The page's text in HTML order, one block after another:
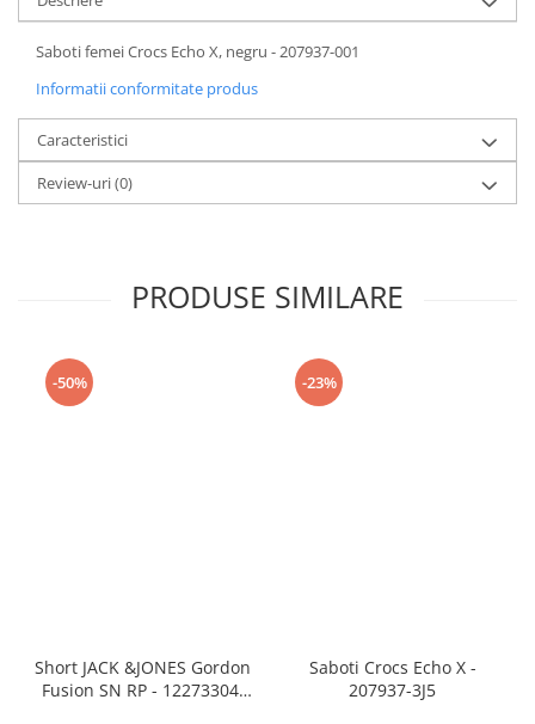
Saboti femei Crocs Echo X, negru - 207937-001
Informatii conformitate produs
Caracteristici
Review-uri(0)
PRODUSE SIMILARE
-50%
Short JACK &JONES Gordon
Fusion SN RP - 12273304-
-23%
Saboti Crocs Echo X -
207937-3J5